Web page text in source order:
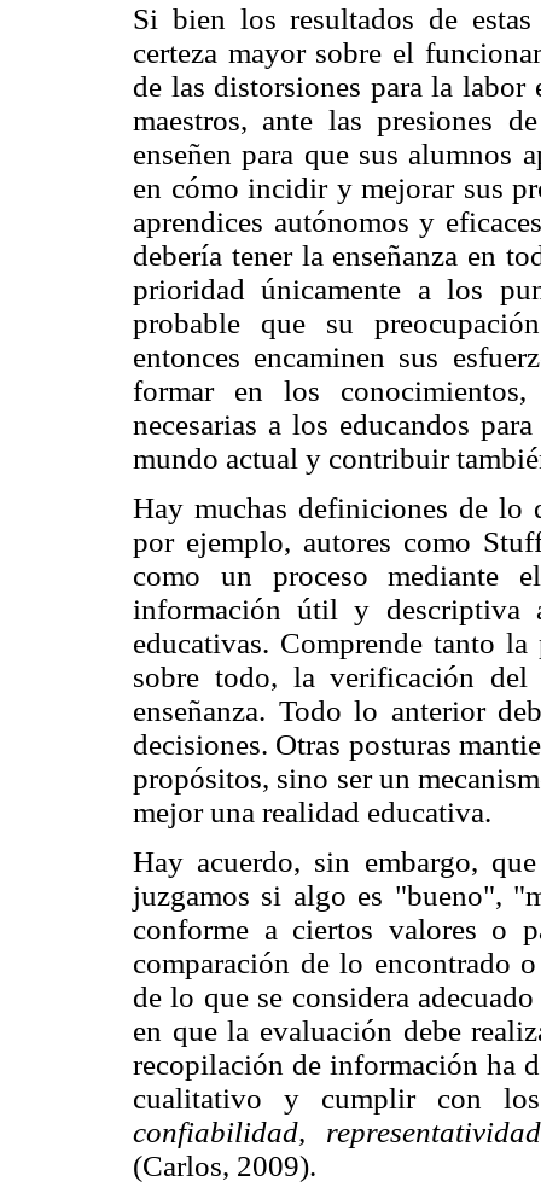
Si bien los resultados de
certeza mayor sobre el
de las distorsiones para la
maestros, ante las presiones
enseñen para que sus alumnos
en cómo incidir y mejorar sus
aprendices autónomos y
debería tener la enseñanza en
prioridad únicamente a los
probable que su
entonces encaminen sus
formar en los
necesarias a los educandos
mundo actual y contribuir
Hay muchas definiciones de lo
por ejemplo, autores como
como un proceso mediante
información útil y descriptiva
educativas. Comprende tanto
sobre todo, la verificación del
enseñanza. Todo lo anterior
decisiones. Otras posturas
propósitos, sino ser un
mejor una realidad educativa.
Hay acuerdo, sin embargo,
juzgamos si algo es "bueno",
conforme a ciertos valores o
comparación de lo encontrado
de lo que se considera
en que la evaluación debe
recopilación de información ha
cualitativo y cumplir con
confiabilidad,
(Carlos, 2009).